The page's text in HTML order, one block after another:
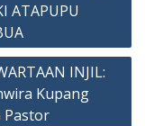
ATAPUPU
INJIL:
Kupang
Pastor